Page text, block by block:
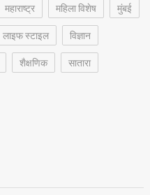
महाराष्ट्र महिला विशेष
मुंबई
लाइफ स्टाइल
विज्ञान
शैक्षणिक
सातारा